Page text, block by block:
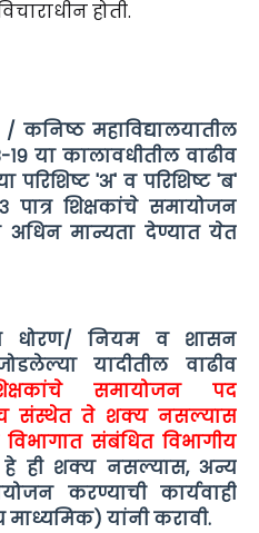
होती.
कनिष्ठ महाविद्यालयातील
या कालावधीतील वाढीव
परिशिष्ट 'अ' व परिशिष्ट 'ब'
शिक्षकांचे समायोजन
अधिन मान्यता देण्यात येत
धोरण/ नियम व शासन
यादीतील वाढीव
समायोजन पद
संस्थेत ते शक्य नसल्यास
संबंधित विभागीय
ही शक्य नसल्यास, अन्य
करण्याची कार्यवाही
यांनी करावी.